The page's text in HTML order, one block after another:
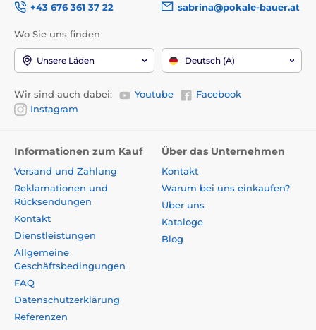
+43 676 361 37 22
sabrina@pokale-bauer.at
Wo Sie uns finden
Unsere Läden Deutsch (A)
Wir sind auch dabei: Youtube
Facebook
Instagram
Informationen zum Kauf
Versand und Zahlung
Reklamationen und
Rücksendungen
Kontakt
Dienstleistungen
Allgemeine
Geschäftsbedingungen
FAQ
Datenschutzerklärung
Referenzen
Über das Unternehmen
Kontakt
Warum bei uns einkaufen?
Über uns
Kataloge
Blog